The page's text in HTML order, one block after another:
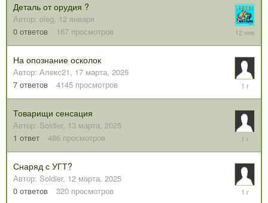
Деталь от орудия ?
Автор: oleg, 12 января
0 ответов 167 просмотров
12
На опознание осколок
Автор: Алекс21, 17 марта, 2025
7 ответов 4145 просмотров
19
2025
Товарищи сенсация
Автор: Soldier, 13 марта, 2025
1 ответ 486 просмотров
13
2025
Снаряд с УГТ?
Автор: Soldier, 12 марта, 2025
0 ответов 320 просмотров
12